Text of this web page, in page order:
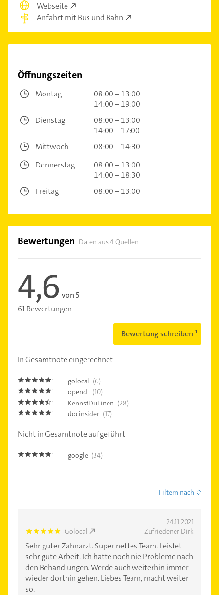
Webseite
Anfahrt mit Bus und Bahn
Öffnungszeiten
Montag
08:00 – 13:00
14:00 – 19:00
Dienstag
08:00 – 13:00
14:00 – 17:00
Mittwoch
08:00 – 14:30
Donnerstag
08:00 – 13:00
14:00 – 18:30
Freitag
08:00 – 13:00
Bewertungen Daten aus 4 Quellen
4,6 von 5
61 Bewertungen
Bewertung schreiben
In Gesamtnote eingerechnet
4.8 golocal (6)
4.6 opendi (10)
4.4 KennstDuEinen (28)
4.9 docinsider (17)
Nicht in Gesamtnote aufgeführt
4.6 google (34)
Filtern nach
24.11.2021
5.0 Golocal Zufriedener Dirk
Sehr guter Zahnarzt. Super nettes Team. Leistet
sehr gute Arbeit. Ich hatte noch nie Probleme nach
den Behandlungen. Werde auch weiterhin immer
wieder dorthin gehen. Liebes Team, macht weiter
so.